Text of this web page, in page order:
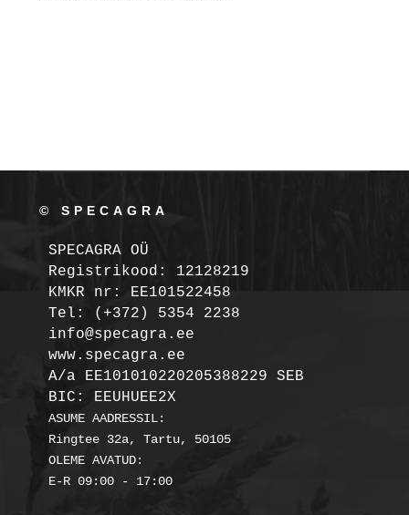
© SPECAGRA
SPECAGRA OÜ
Registrikood: 12128219
KMKR nr: EE101522458
Tel: (+372) 5354 2238
info@specagra.ee
A/a EE101010220205388229 SEB
BIC: EEUHUEE2X
ASUME AADRESSIL:
Ringtee 32a, Tartu, 50105
OLEME AVATUD:
E-R 09:00 - 17:00